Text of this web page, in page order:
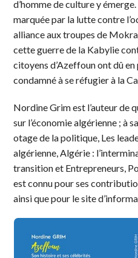
d’homme de culture y
marquée par la lutte contre
alliance aux troupes de
cette guerre de la Kabylie
citoyens d’Azeffoun ont dû
condamné à se réfugier à la
Nordine Grim est l’auteur de
sur l’économie algérienne ; à
otage de la politique, Les
algérienne, Algérie :
transition et Entrepreneurs,
est connu pour ses
ainsi que pour le site